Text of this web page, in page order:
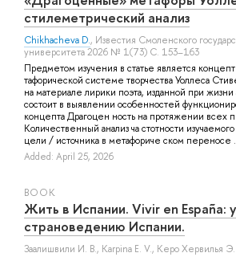
стилеметрический анализ
Chikhacheva D., Известия Смоленского
университета 2026 № 1(73) С. 153–163
Предметом изучения в статье является
тафорической системе творчества Уоллеса
на материале лирики поэта, изданной при жизни
состоит в выявлении особенностей
концепта Драгоцен ность на протяжении всех
Количественный анализ ча стотности
цели / источника в метафориче ском переносе
Added: April 25, 2026
BOOK
Жить в Испании. Vivir en España:
страноведению Испании.
Заалишвили И. В., Karpina E. V., Керо Хервилья